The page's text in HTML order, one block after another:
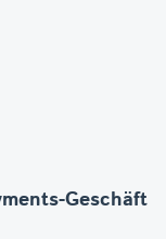
Geschäft